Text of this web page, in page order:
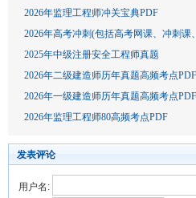
2026年监理工程师冲关宝典PDF
2026年高考冲刺(包括高考网课、冲刺
2025年中级注册安全工程师真题
2026年二级建造师历年真题高频考点PDF
2026年一级建造师历年真题高频考点PDF
2026年监理工程师80高频考点PDF
发表评论
用户名: